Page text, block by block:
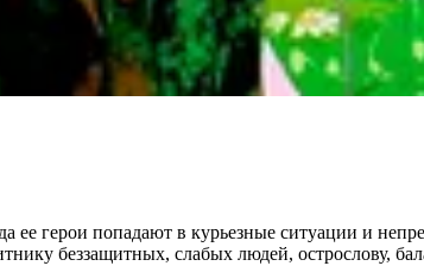
герои попадают в курьезные ситуации и
беззащитных, слабых людей, острослову,